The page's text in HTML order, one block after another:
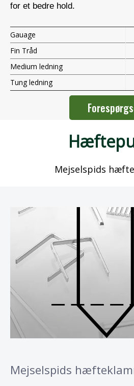
for et bedre hold.
Gauage
Fin Tråd
Medium ledning
Tung ledning
Mejselspids
Mejselspids